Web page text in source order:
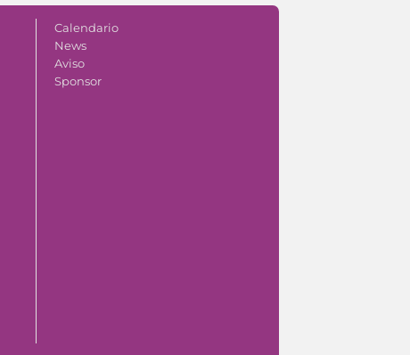
Calendario
News
Aviso
Sponsor